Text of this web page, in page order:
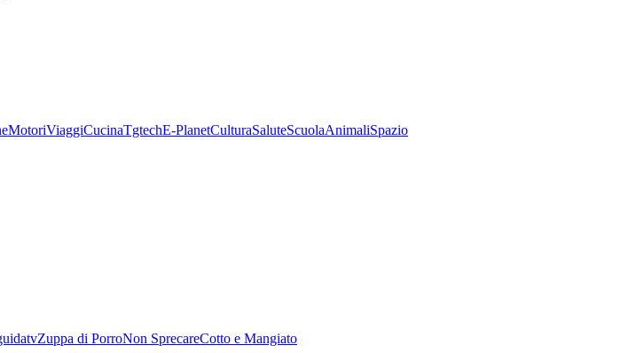
MotoriViaggiCucinaTgtechE-PlanetCulturaSaluteScuolaAnimaliSpazio
Zuppa di PorroNon SprecareCotto e Mangiato